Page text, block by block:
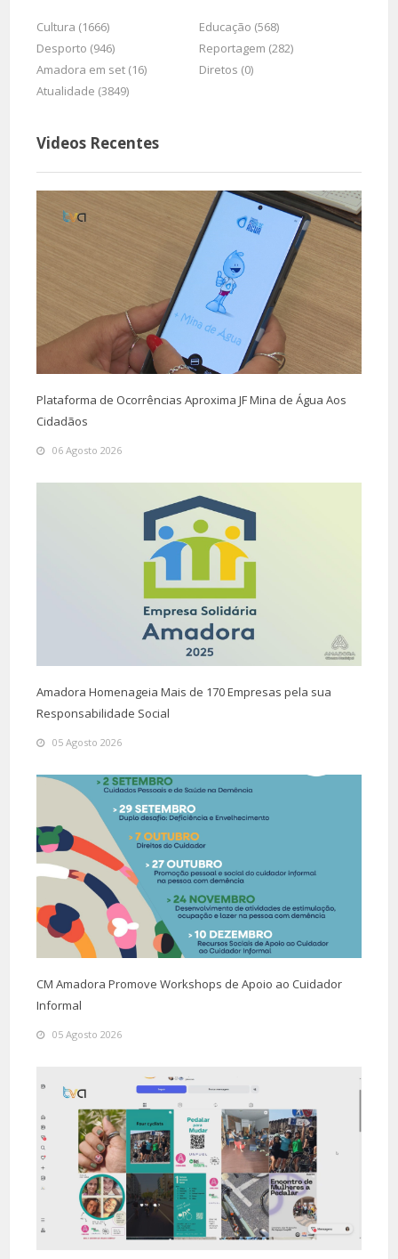
Cultura (1666)
Educação (568)
Desporto (946)
Reportagem (282)
Amadora em set (16)
Diretos (0)
Atualidade (3849)
Videos Recentes
Plataforma de Ocorrências Aproxima JF Mina de Água Aos
Cidadãos
06 Agosto 2026
Amadora Homenageia Mais de 170 Empresas pela sua
Responsabilidade Social
05 Agosto 2026
CM Amadora Promove Workshops de Apoio ao Cuidador
Informal
05 Agosto 2026